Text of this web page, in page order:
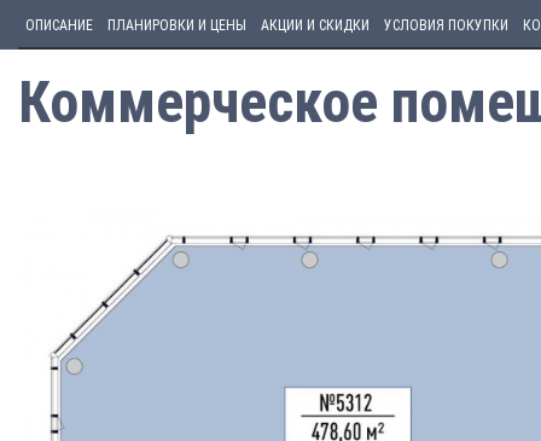
ОПИСАНИЕ ПЛАНИРОВКИ И ЦЕНЫ АКЦИИ И СКИДКИ УСЛОВИЯ ПОКУПКИ
Коммерческое